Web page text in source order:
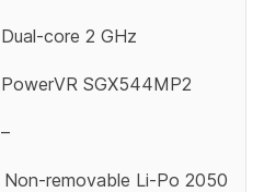
Dual-core 2 GHz
PowerVR SGX544MP2
–
Non-removable Li-Po 2050